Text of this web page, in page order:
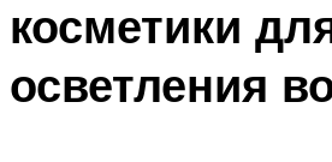
косметики
осветления